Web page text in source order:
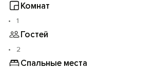
Комнат
1
Гостей
2
Спальные места